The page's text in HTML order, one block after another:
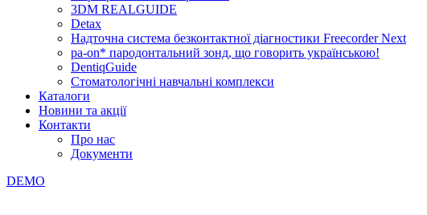
3DM REALGUIDE
Detax
Надточна система безконтактної діагностики Freecorder Next
pa-on* пародонтальний зонд, що говорить українською!
DentiqGuide
Стоматологічні навчальні комплекси
Каталоги
Новини та акції
Контакти
Про нас
Документи
DEMO